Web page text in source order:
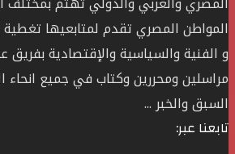
المواطن المصري تقدم لمتابعيها تغطية
و الفنية والسياسية والإقتصادية
مراسلين ومحررين وكتاب في جميع انحاء
السبق والخبر ...
تابعنا عبر: